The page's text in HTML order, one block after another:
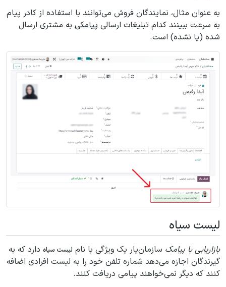
به عنوان مثال، نمایندگان فروش می‌توانند با استفاده از کادر پیام
به سرعت ببینند کدام تبلیغات ارسالی پیامکی به مشتری ارسال
شده (یا نشده) است.
لیست سیاه
بازاریابی با پیامک سازمان‌یار یک ویژگی با نام لیست سیاه دارد که به
گیرندگان اجازه می‌دهد شماره تلفن خود را به لیست افرادی اضافه
کنند که دیگر نمی‌خواهند پیامی دریافت کنند.